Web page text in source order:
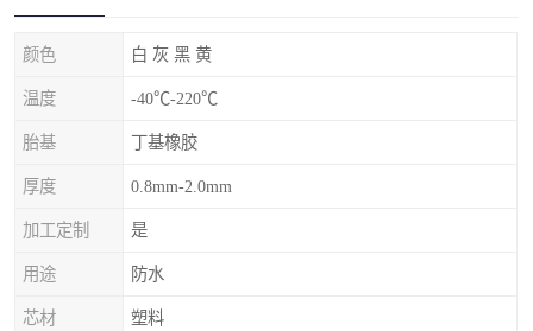
颜色 白 灰 黑 黄
温度 -40℃-220℃
胎基 丁基橡胶
厚度 0.8mm-2.0mm
加工定制 是
用途 防水
芯材 塑料